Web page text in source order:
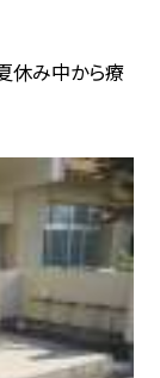
休み中から療